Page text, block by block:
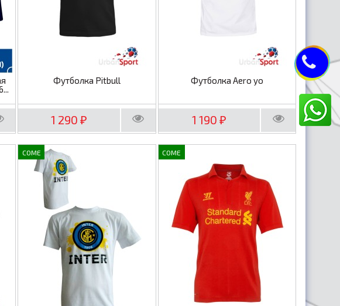
Футболка Pitbull
1 290₽
Футболка Aero yo
1 190 ₽
COME COME